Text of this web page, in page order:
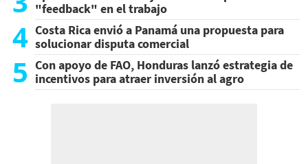
"feedback" en el trabajo
4 Costa Rica envió a Panamá una propuesta para
solucionar disputa comercial
5 Con apoyo de FAO, Honduras lanzó estrategia de
incentivos para atraer inversión al agro